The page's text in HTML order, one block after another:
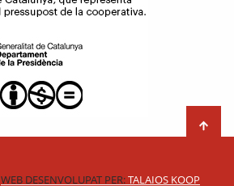
WEB DESENVOLUPAT PER:TALAIOS KOOP